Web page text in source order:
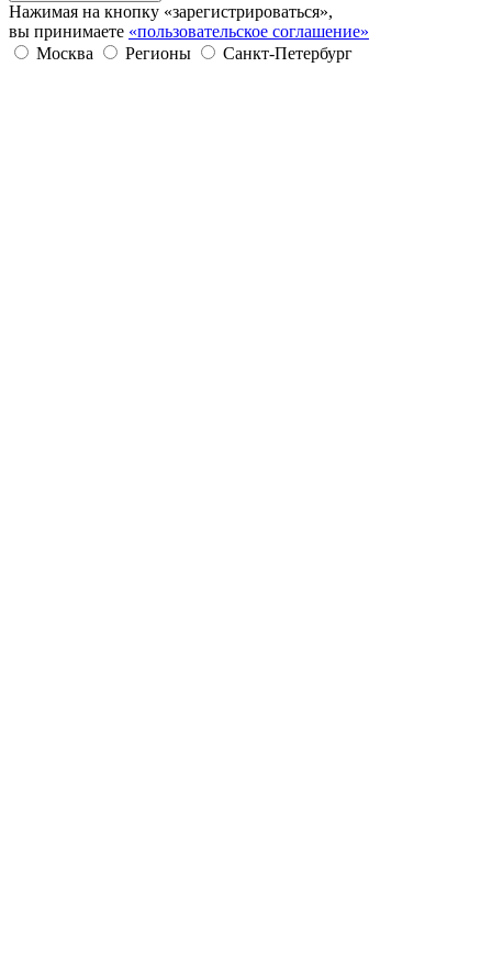
Нажимая на кнопку «зарегистрироваться»,
вы принимаете «пользовательское соглашение»
Москва
Регионы Санкт-Петербург